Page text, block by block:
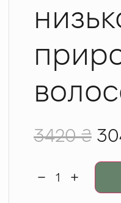
3420₴